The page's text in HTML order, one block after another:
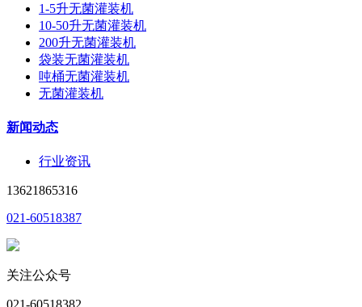
1-5升无菌灌装机
10-50升无菌灌装机
200升无菌灌装机
袋装无菌灌装机
吨桶无菌灌装机
无菌灌装机
新闻动态
行业资讯
13621865316
021-60518387
关注公众号